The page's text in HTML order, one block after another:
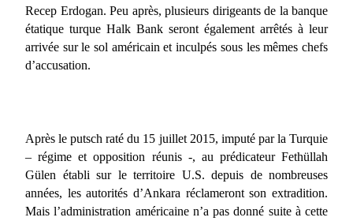
Recep Erdogan. Peu après, plusieurs dirigeants de la banque
étatique turque Halk Bank seront également arrêtés à leur
arrivée sur le sol américain et inculpés sous les mêmes chefs
d’accusation.
Après le putsch raté du 15 juillet 2015, imputé par la Turquie
– régime et opposition réunis -, au prédicateur Fethüllah
Gülen établi sur le territoire U.S. depuis de nombreuses
années, les autorités d’Ankara réclameront son extradition.
Mais l’administration américaine n’a pas donné suite à cette